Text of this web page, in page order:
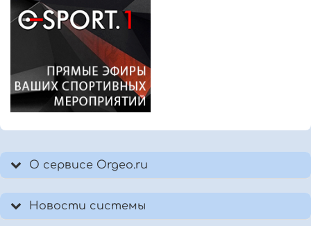
О сервисе Orgeo.ru
Новости системы